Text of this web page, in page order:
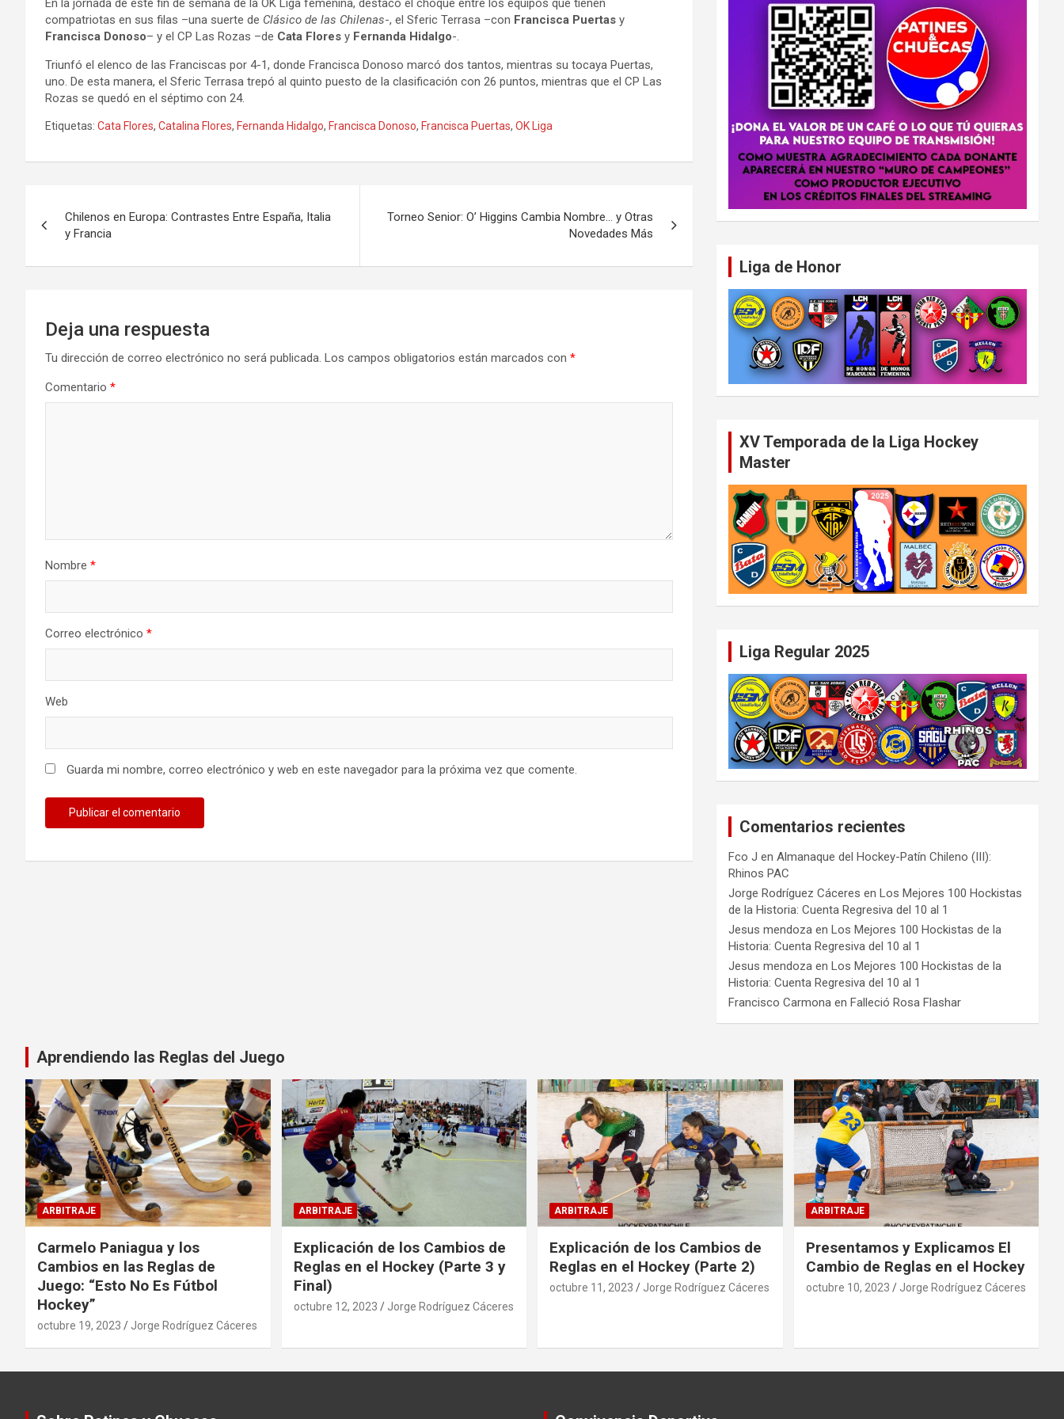
En la jornada de este fin de semana de la OK Liga femenina, destacó el choque entre los equipos que tienen
compatriotas en sus filas –una suerte de Clásico de las Chilenas-, el Sferic Terrasa –con Francisca Puertas y
Francisca Donoso– y el CP Las Rozas –de Cata Flores y Fernanda Hidalgo-.
Triunfó el elenco de las Franciscas por 4-1, donde Francisca Donoso marcó dos tantos, mientras su tocaya Puertas,
uno. De esta manera, el Sferic Terrasa trepó al quinto puesto de la clasificación con 26 puntos, mientras que el CP Las
Rozas se quedó en el séptimo con 24.
Etiquetas: Cata Flores, Catalina Flores, Fernanda Hidalgo, Francisca Donoso, Francisca Puertas, OK Liga
de
entradas
Chilenos en Europa: Contrastes Entre España, Italia
y Francia
Torneo Senior: O’ Higgins Cambia Nombre… y Otras
Novedades Más
Deja una respuesta
Tu dirección de correo electrónico no será publicada. Los campos obligatorios están marcados con *
Comentario *
Nombre *
Correo electrónico *
Web
Guarda mi nombre, correo electrónico y web en este navegador para la próxima vez que comente.
Liga de Honor
XV Temporada de la Liga Hockey
Master
Liga Regular 2025
Comentarios recientes
Fco J enAlmanaque del Hockey-Patín Chileno (III):
Rhinos PAC
Jorge Rodríguez Cáceres enLos Mejores 100 Hockistas
de la Historia: Cuenta Regresiva del 10 al 1
Jesus mendoza enLos Mejores 100 Hockistas de la
Historia: Cuenta Regresiva del 10 al 1
Jesus mendoza enLos Mejores 100 Hockistas de la
Historia: Cuenta Regresiva del 10 al 1
Francisco Carmona enFalleció Rosa Flashar
Aprendiendo las Reglas del Juego
ARBITRAJE
Carmelo Paniagua y los
Cambios en las Reglas de
Juego: “Esto No Es Fútbol
Hockey”
octubre 19, 2023 Jorge Rodríguez Cáceres
ARBITRAJE
Explicación de los Cambios de
Reglas en el Hockey (Parte 3 y
Final)
octubre 12, 2023 Jorge Rodríguez Cáceres
ARBITRAJE
Explicación de los Cambios de
Reglas en el Hockey (Parte 2)
octubre 11, 2023 Jorge Rodríguez Cáceres
ARBITRAJE
Presentamos y Explicamos El
Cambio de Reglas en el Hockey
octubre 10, 2023 Jorge Rodríguez Cáceres